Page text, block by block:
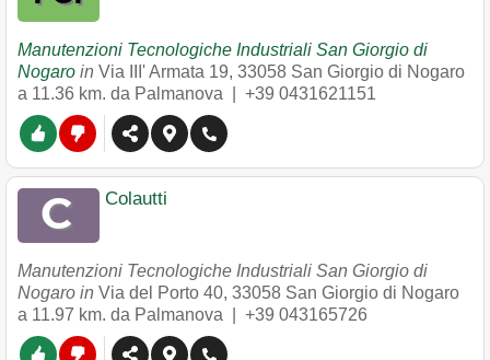
Manutenzioni Tecnologiche Industriali San Giorgio di
Nogaro in Via III' Armata 19, 33058 San Giorgio di Nogaro
a 11.36 km. da Palmanova | +39 0431621151
Colautti
Manutenzioni Tecnologiche Industriali San Giorgio di
Nogaro in Via del Porto 40, 33058 San Giorgio di Nogaro
a 11.97 km. da Palmanova | +39 043165726